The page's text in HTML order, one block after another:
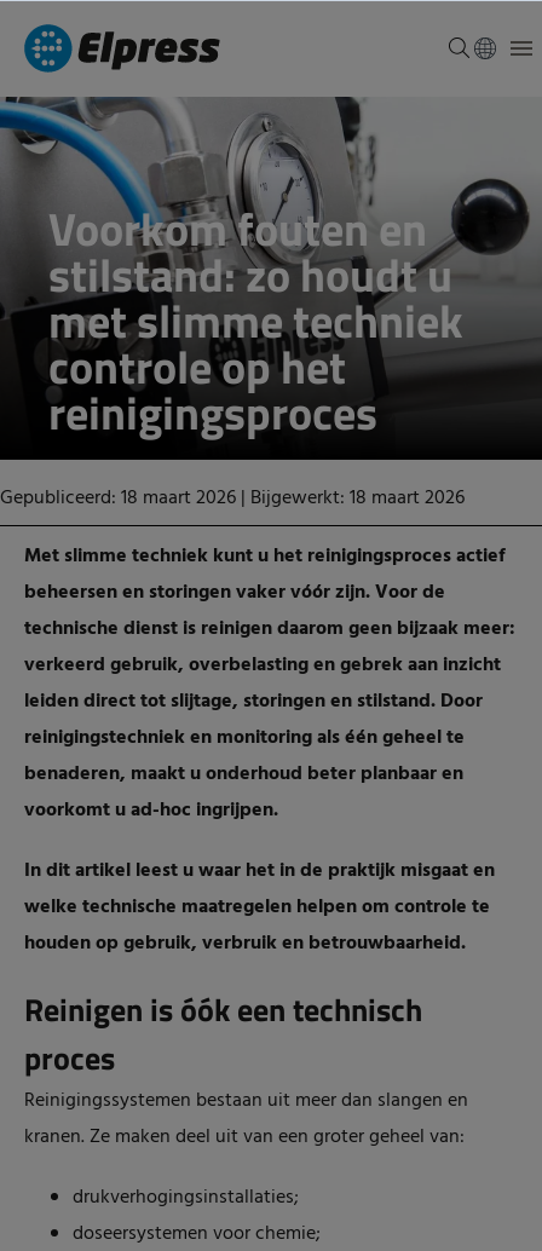
Voorkom fouten en
stilstand: zo houdt u
met slimme techniek
controle op het
reinigingsproces
Gepubliceerd: 18 maart 2026| Bijgewerkt: 18 maart 2026
Met slimme techniek kunt u het reinigingsproces actief
beheersen en storingen vaker vóór zijn. Voor de
technische dienst is reinigen daarom geen bijzaak meer:
verkeerd gebruik, overbelasting en gebrek aan inzicht
leiden direct tot slijtage, storingen en stilstand. Door
reinigingstechniek en monitoring als één geheel te
benaderen, maakt u onderhoud beter planbaar en
voorkomt u ad-hoc ingrijpen.
In dit artikel leest u waar het in de praktijk misgaat en
welke technische maatregelen helpen om controle te
houden op gebruik, verbruik en betrouwbaarheid.
Reinigen is óók een technisch
proces
Reinigingssystemen bestaan uit meer dan slangen en
kranen. Ze maken deel uit van een groter geheel van:
drukverhogingsinstallaties;
doseersystemen voor chemie;